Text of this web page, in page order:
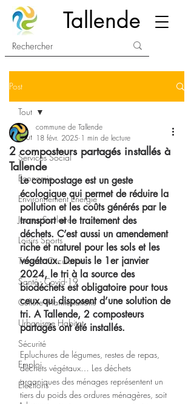
Tallende
Post
Tout
Services Social
Economie
Environnement Energie
Jeunes Scolaire
Loisirs Sports
Travaux Circulation
Santé - Covid-19
Culture Manifestations
Urbanisme Habitat
Sécurité
Emploi
Élections
Tout
2 composteurs partagés installés à
Tallende
commune de Tallende
18 févr. 2025 1 min de lecture
Le compostage est un geste
écologique qui permet de réduire la
pollution et les coûts générés par le
transport et le traitement des
déchets. C’est aussi un amendement
riche et naturel pour les sols et les
végétaux. Depuis le 1er janvier
2024, le tri à la source des
biodéchets est obligatoire pour tous
ceux qui disposent d’une solution de
tri. A Tallende, 2 composteurs
partagés ont été installés.
Epluchures de légumes, restes de repas,
déchets végétaux… Les déchets
organiques des ménages représentent un
tiers du poids des ordures ménagères, soit